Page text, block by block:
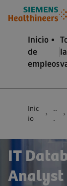
de página
Inicio
de
empleos
Inic
io
..
.
IT
Analyst